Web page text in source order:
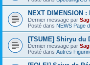
NEXT DIMENSION
Dernier message par
Posté dans NEWS Page
[TSUME] Shiryu du
Dernier message par
Posté dans Autres